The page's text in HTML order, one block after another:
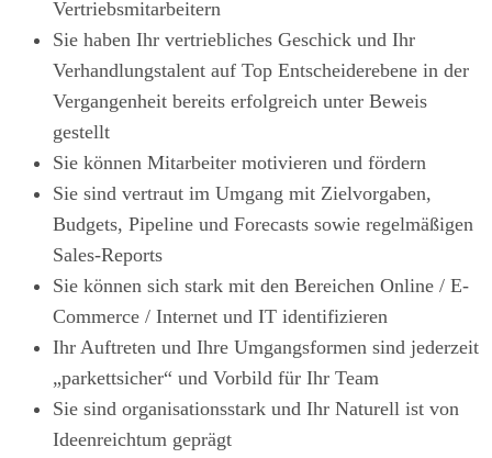
Vertriebsmitarbeitern
Sie haben Ihr vertriebliches Geschick und Ihr
Verhandlungstalent auf Top Entscheiderebene in der
Vergangenheit bereits erfolgreich unter Beweis
gestellt
Sie können Mitarbeiter motivieren und fördern
Sie sind vertraut im Umgang mit Zielvorgaben,
Budgets, Pipeline und Forecasts sowie regelmäßigen
Sales-Reports
Sie können sich stark mit den Bereichen Online / E-
Commerce / Internet und IT identifizieren
Ihr Auftreten und Ihre Umgangsformen sind jederzeit
„parkettsicher“ und Vorbild für Ihr Team
Sie sind organisationsstark und Ihr Naturell ist von
Ideenreichtum geprägt